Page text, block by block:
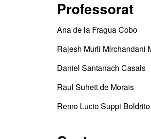
Professorat
Ana de la Fragua Cobo
Rajesh Murli Mirchandani
Daniel Santanach Casals
Raul Suhett de Morais
Remo Lucio Suppi Boldrito